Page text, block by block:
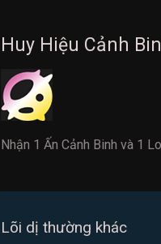
Huy Hiệu Cảnh
Nhận 1 Ấn Cảnh Binh và 1
Lõi dị thường khác